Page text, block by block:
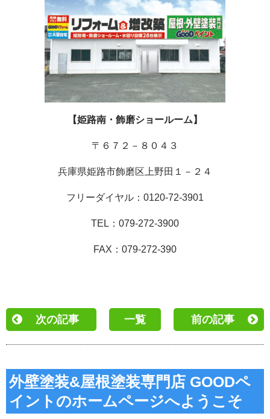
【姫路南・飾磨ショールーム】
〒６７２－８０４３
兵庫県姫路市飾磨区上野田１－２４
フリーダイヤル：0120-72-3901
TEL：079-272-3900
FAX：079-272-390
次の記事 一覧 前の記事
外壁塗装&屋根塗装専門店 GOODペ
イントのホームページへようこそ